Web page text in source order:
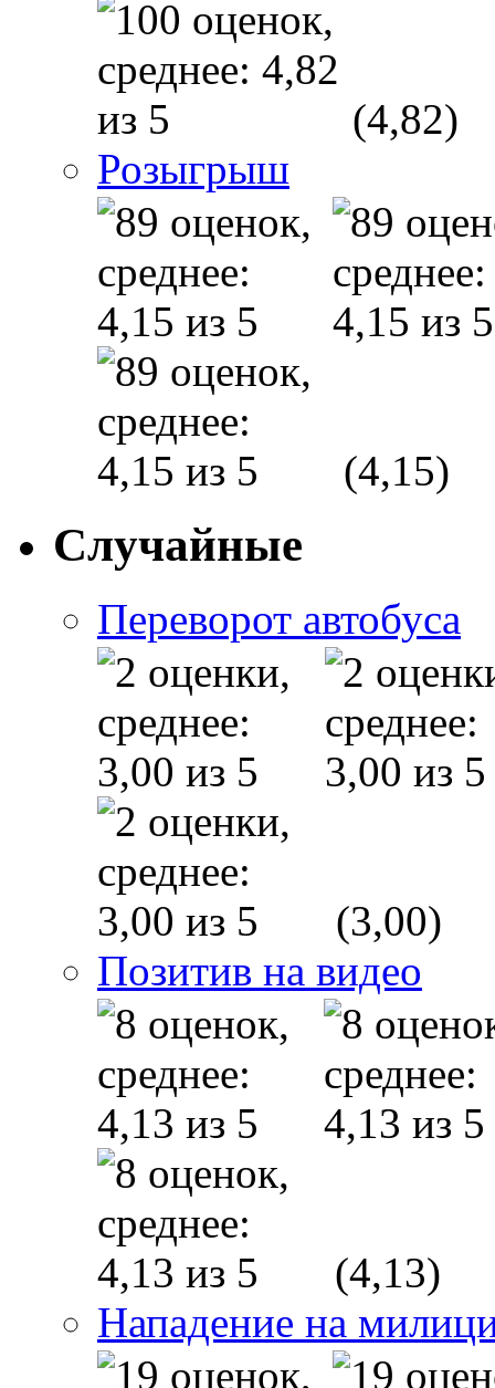
(4,82)
Розыгрыш
(4,15)
Случайные
Переворот автобуса
(3,00)
Позитив на видео
(4,13)
Нападение на